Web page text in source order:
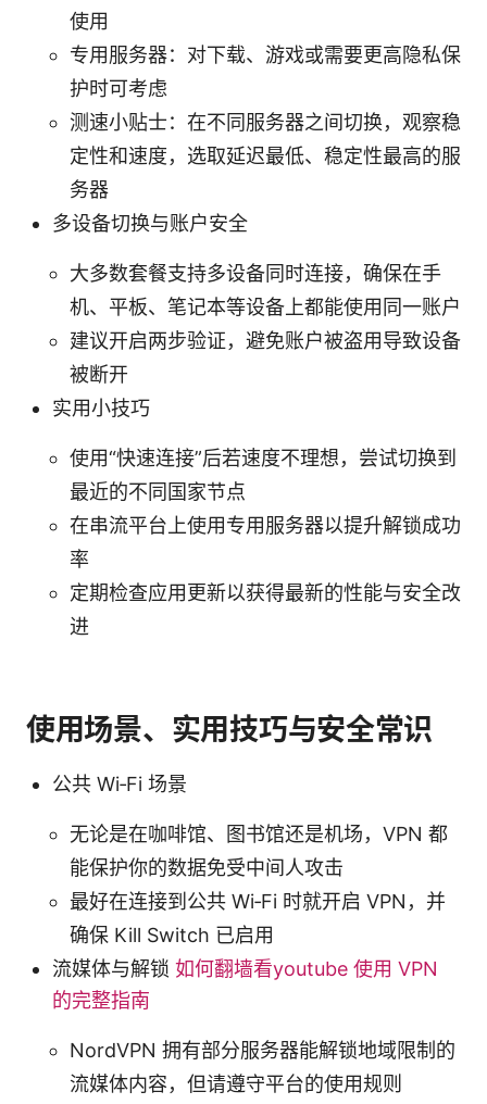
使用
专用服务器：对下载、游戏或需要更高隐私保
护时可考虑
测速小贴士：在不同服务器之间切换，观察稳
定性和速度，选取延迟最低、稳定性最高的服
务器
多设备切换与账户安全
大多数套餐支持多设备同时连接，确保在手
机、平板、笔记本等设备上都能使用同一账户
建议开启两步验证，避免账户被盗用导致设备
被断开
实用小技巧
使用“快速连接”后若速度不理想，尝试切换到
最近的不同国家节点
在串流平台上使用专用服务器以提升解锁成功
率
定期检查应用更新以获得最新的性能与安全改
进
使用场景、实用技巧与安全常识
公共 Wi‑Fi 场景
无论是在咖啡馆、图书馆还是机场，VPN 都
能保护你的数据免受中间人攻击
最好在连接到公共 Wi‑Fi 时就开启 VPN，并
确保 Kill Switch 已启用
流媒体与解锁 如何翻墙看youtube 使用 VPN
的完整指南
NordVPN 拥有部分服务器能解锁地域限制的
流媒体内容，但请遵守平台的使用规则